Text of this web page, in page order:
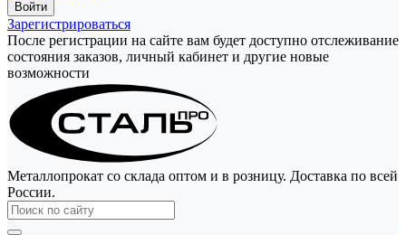
Зарегистрироваться
После регистрации на сайте вам будет доступно отслеживание
состояния заказов, личный кабинет и другие новые
возможности
Металлопрокат со склада оптом и в розницу. Доставка по всей
России.